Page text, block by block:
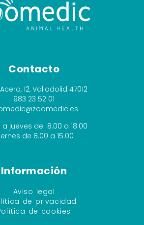
Contacto
12, Valladolid 47012
983 23 52 01
a jueves de 8.00 a 18.00
de 8.00 a 15.00
Información
Aviso legal
de privacidad
de cookies